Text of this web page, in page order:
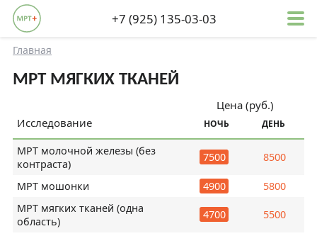
+7 (925) 135-03-03
Главная
МРТ МЯГКИХ ТКАНЕЙ
Исследование
Цена (руб.)
НОЧЬ ДЕНЬ
МРТ молочной железы (без
контраста)
7500 8500
МРТ мошонки 4900
5800
МРТ мягких тканей (одна
область)
4700 5500